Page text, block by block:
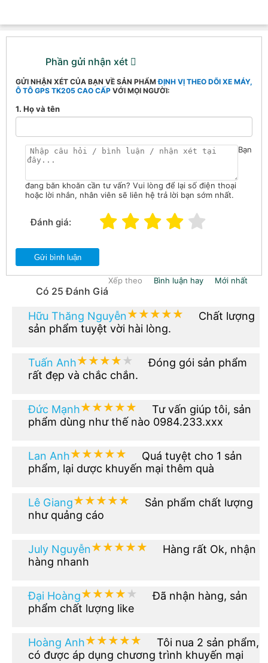
Phần gửi nhận xét
GỬI NHẬN XÉT CỦA BẠN VỀ SẢN PHẨMĐỊNH VỊ THEO DÕI XE MÁY,
Ô TÔ GPS TK205 CAO CẤP VỚI MỌI NGƯỜI:
1. Họ và tên
Bạn
đang băn khoăn cần tư vấn? Vui lòng để lại số điện thoại
hoặc lời nhắn, nhân viên sẽ liên hệ trả lời bạn sớm nhất.
Đánh giá:
Gửi bình luận
Có 25 Đánh Giá
Xếp theo Bình luận hay Mới nhất
Hữu Thăng Nguyễn★★★★★
★★★★★
Chất lượng
sản phẩm tuyệt vời hài lòng.
Tuấn Anh★★★★★
★★★★★
Đóng gói sản phẩm
rất đẹp và chắc chắn.
Đức Mạnh★★★★★
★★★★★
Tư vấn giúp tôi, sản
phẩm dùng như thế nào 0984.233.xxx
Lan Anh★★★★★
★★★★★
Quá tuyệt cho 1 sản
phẩm, lại dược khuyến mại thêm quà
Lê Giang★★★★★
★★★★★
Sản phẩm chất lượng
như quảng cáo
July Nguyễn★★★★★
★★★★★
Hàng rất Ok, nhận
hàng nhanh
Đại Hoàng★★★★★
★★★★★
Đã nhận hàng, sản
phẩm chất lượng like
Hoàng Anh★★★★★
★★★★★
Tôi nua 2 sản phẩm,
có được áp dụng chương trình khuyến mại